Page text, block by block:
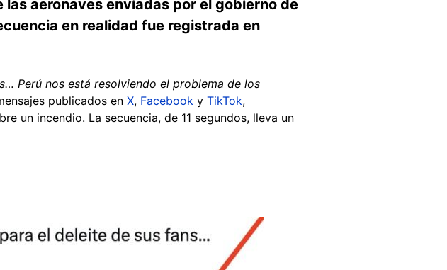
aeronaves enviadas por el gobierno de
en realidad fue registrada en
Perú nos está resolviendo el problema de los
publicados en X, Facebook y TikTok,
un incendio. La secuencia, de 11 segundos, lleva un